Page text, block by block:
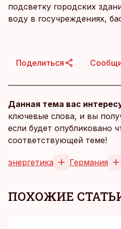
подсветку городских
воду в госучреждениях,
Поделиться
Данная тема вас
ключевые слова, и вы
если будет опубликовано
соответствующей теме!
энергетика Германия
ПОХОЖИЕ